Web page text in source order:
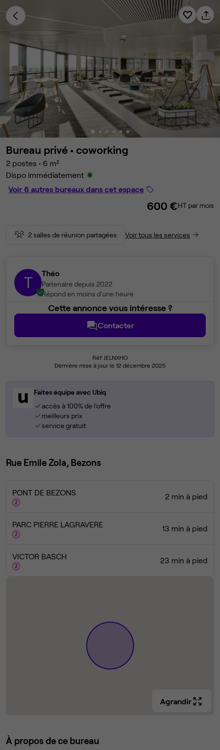
Bureau privé • coworking
2 postes • 6 m²
Dispo immédiatement
Voir 6 autres bureaux dans cet espace
600 €HT par mois
2 salles de réunion partagées Voir tous les services
T Théo
Partenaire depuis 2022
Répond en moins d'une heure
Cette annonce vous intéresse ?
Contacter
Réf JELNXHO
Dernière mise à jour le 12 décembre 2025
Faites équipe avec Ubiq
accès à 100% de l'offre
meilleurs prix
service gratuit
Rue Emile Zola, Bezons
PONT DE BEZONS 2 min à pied
PARC PIERRE LAGRAVERE 13 min à pied
VICTOR BASCH 23 min à pied
Agrandir
À propos de ce bureau